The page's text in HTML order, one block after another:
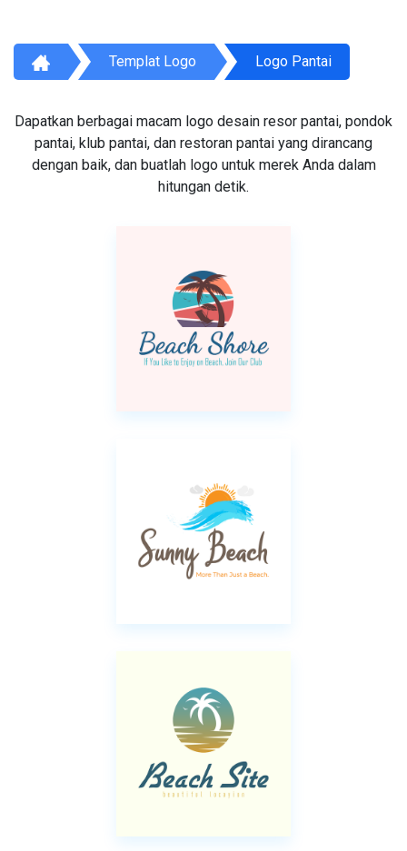
Templat Logo Logo Pantai
Dapatkan berbagai macam logo desain resor pantai, pondok
pantai, klub pantai, dan restoran pantai yang dirancang
dengan baik, dan buatlah logo untuk merek Anda dalam
hitungan detik.